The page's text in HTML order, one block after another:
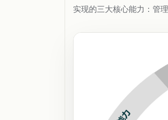
实现的三大核心能力：管